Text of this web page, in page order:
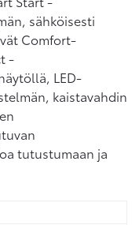
sähköisesti
Comfort-
-
LED-
kaistavahdin
tutustumaan ja